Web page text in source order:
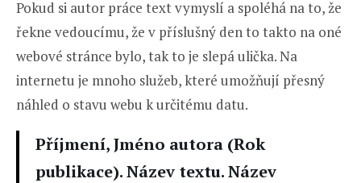
Pokud si autor práce text vymyslí a spoléhá na to, že
řekne vedoucímu, že v příslušný den to takto na oné
webové stránce bylo, tak to je slepá ulička. Na
internetu je mnoho služeb, které umožňují přesný
náhled o stavu webu k určitému datu.
Příjmení, Jméno autora (Rok
publikace). Název textu. Název